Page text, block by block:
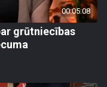
00:05:08
grūtniecības